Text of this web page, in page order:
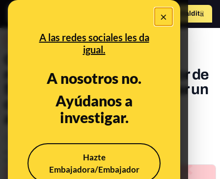
×
A las redes sociales les da
igual.
A nosotros no.
Ayúdanos a
investigar.
Hazte
Embajadora/Embajador
Hazte Maldito
Cuidado, Alcampo no está
regalando tarjetas “por valor de
500 euros” con sólo rellenar un
cuestionario por su "50
aniversario": es phishing
Publicado el
Actualizado el
Sep 6, 2021, 7:53:00 AM